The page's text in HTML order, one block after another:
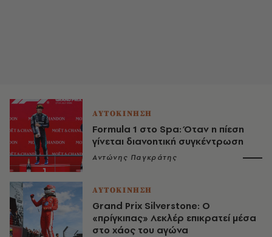
ΑΥΤΟΚΙΝΗΣΗ
Formula 1 στο Spa: Όταν η πίεση
γίνεται διανοητική συγκέντρωση
Αντώνης Παγκράτης
ΑΥΤΟΚΙΝΗΣΗ
Grand Prix Silverstone: Ο
«πρίγκιπας» Λεκλέρ επικρατεί μέσα
στο χάος του αγώνα